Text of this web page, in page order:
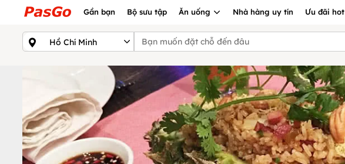
Gần bạn Bộ sưu tập Ăn uống Nhà hàng uy tín Ưu đãi hot